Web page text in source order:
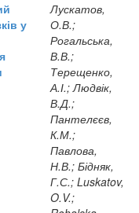
у
Лускатов,
О.В.;
Рогальська,
В.В.;
Терещенко,
А.І.; Людвік,
В.Д.;
Пантелєєв,
К.М.;
Павлова,
Н.В.; Бідняк,
Г.С.; Luskatov,
O.V.;